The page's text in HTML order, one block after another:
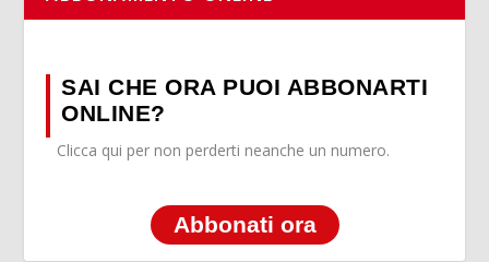
SAI CHE ORA PUOI ABBONARTI
ONLINE?
Clicca qui per non perderti neanche un numero.
Abbonati ora